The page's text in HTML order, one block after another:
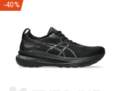
-40%